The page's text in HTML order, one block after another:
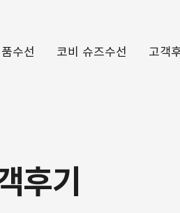
수선 코비 슈즈수선 고객
후기